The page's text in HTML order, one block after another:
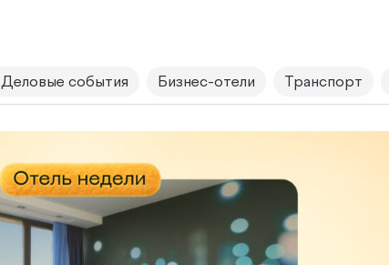
Деловые события Бизнес-отели Транспорт